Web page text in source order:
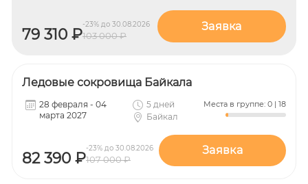
79 310 ₽
-23% до 30.08.2026
103 000 ₽
Заявка
Ледовые сокровища Байкала
28 февраля - 04
марта 2027
5 дней
Байкал
Места в группе: 0 | 18
82 390 ₽
-23% до 30.08.2026
107 000 ₽
Заявка